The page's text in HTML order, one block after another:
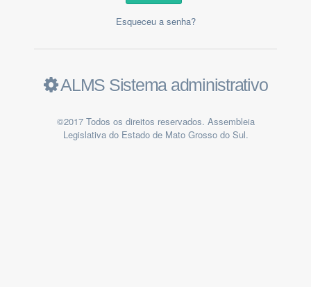
Esqueceu a senha?
ALMS Sistema administrativo
©2017 Todos os direitos reservados. Assembleia
Legislativa do Estado de Mato Grosso do Sul.